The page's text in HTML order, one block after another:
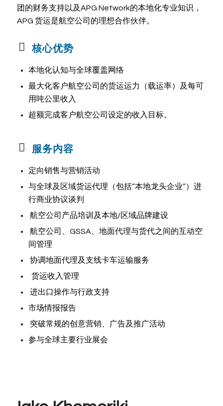
团的财务支持以及APG Network的本地化专业知识，
APG 货运是航空公司的理想合作伙伴。
核心优势
本地化认知与全球覆盖网络
最大化客户航空公司的货运运力（载运率）及每可
用吨公里收入
超额完成客户航空公司设定的收入目标。
服务内容
定向销售与营销活动
与全球及区域货运代理（包括”本地龙头企业”）进
行商业协议谈判
航空公司产品培训及本地/区域品牌建设
航空公司、GSSA、地面代理与货代之间的互动空
间管理
协调地面代理及支线卡车运输服务
货运收入管理
进出口操作与行政支持
市场情报报告
突破常规的创意营销、广告及推广活动
参与全球主要行业展会